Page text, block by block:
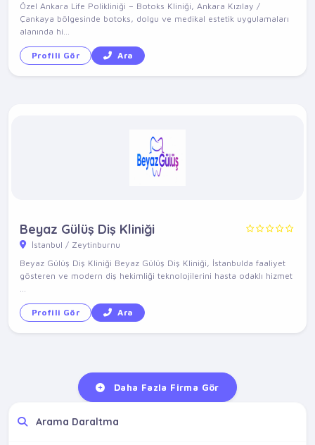
Özel Ankara Life Polikliniği – Botoks Kliniği, Ankara Kızılay /
Çankaya bölgesinde botoks, dolgu ve medikal estetik uygulamaları
alanında hi...
Profili Gör Ara
Beyaz Gülüş Diş Kliniği
İstanbul / Zeytinburnu
Beyaz Gülüş Diş Kliniği Beyaz Gülüş Diş Kliniği, İstanbulda faaliyet
gösteren ve modern diş hekimliği teknolojilerini hasta odaklı hizmet
...
Profili Gör Ara
Daha Fazla Firma Gör
Arama Daraltma